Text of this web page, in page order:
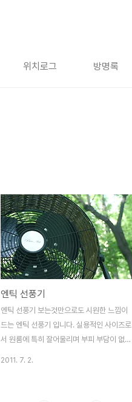
위치로그 방명록
엔틱 선풍기
엔틱 선풍기 보는것만으로도 시원한 느낌이
드는 엔틱 선풍기 입니다. 실용적인 사이즈로
서 원룸에 특히 잘어울리며 부피 부담이 없어
2011. 7. 2.